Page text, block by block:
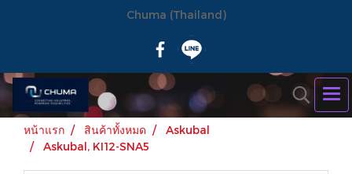
Chuma (Thailand)
หน้าแรก สินค้าทั้งหมด
Askubal
Askubal, KI12-SNA5